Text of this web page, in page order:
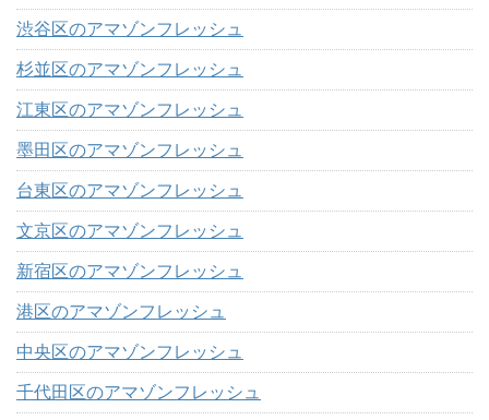
渋谷区のアマゾンフレッシュ
杉並区のアマゾンフレッシュ
江東区のアマゾンフレッシュ
墨田区のアマゾンフレッシュ
台東区のアマゾンフレッシュ
文京区のアマゾンフレッシュ
新宿区のアマゾンフレッシュ
港区のアマゾンフレッシュ
中央区のアマゾンフレッシュ
千代田区のアマゾンフレッシュ